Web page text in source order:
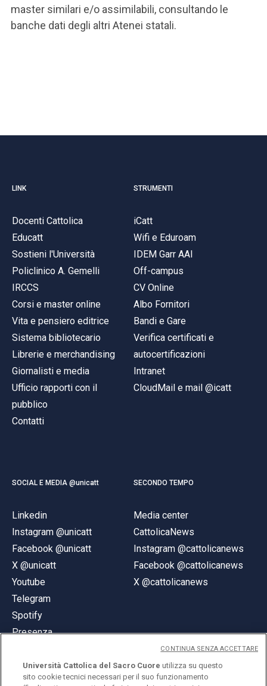
master similari e/o assimilabili, consultando le
banche dati degli altri Atenei statali.
LINK
Docenti Cattolica
Educatt
Sostieni l'Università
Policlinico A. Gemelli
IRCCS
Corsi e master online
Vita e pensiero editrice
Sistema bibliotecario
Librerie e merchandising
Giornalisti e media
Ufficio rapporti con il
pubblico
Contatti
STRUMENTI
iCatt
Wifi e Eduroam
IDEM Garr AAI
Off-campus
CV Online
Albo Fornitori
Bandi e Gare
Verifica certificati e
autocertificazioni
Intranet
CloudMail e mail @icatt
SOCIAL E MEDIA @unicatt
Linkedin
Instagram @unicatt
Facebook @unicatt
X @unicatt
Youtube
Telegram
Spotify
Presenza
SECONDO TEMPO
Media center
CattolicaNews
Instagram @cattolicanews
Facebook @cattolicanews
X @cattolicanews
Università Cattolica del Sacro Cuore utilizza su questo
sito cookie tecnici necessari per il suo funzionamento
CONTINUA SENZA ACCETTARE